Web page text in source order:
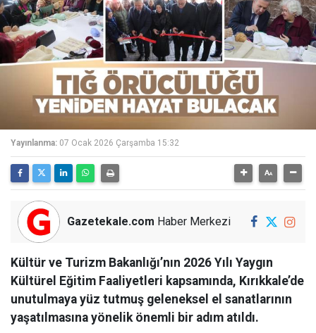
Yayınlanma: 07 Ocak 2026 Çarşamba 15:32
Gazetekale.com Haber Merkezi
Kültür ve Turizm Bakanlığı’nın 2026 Yılı Yaygın
Kültürel Eğitim Faaliyetleri kapsamında, Kırıkkale’de
unutulmaya yüz tutmuş geleneksel el sanatlarının
yaşatılmasına yönelik önemli bir adım atıldı.